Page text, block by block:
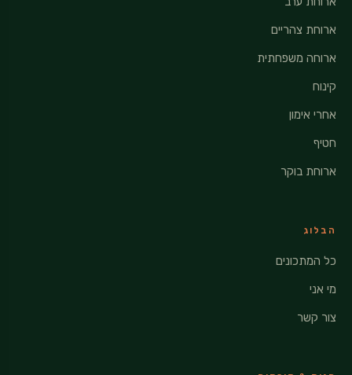
ארוחת צהריים
ארוחה משפחתית
קינוח
אחרי אימון
חטיף
ארוחת בוקר
הבלוג
כל המתכונים
מי אני
צור קשר